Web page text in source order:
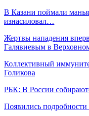
В Казани поймали
изнасиловал…
Жертвы нападения
Галявиевым в
Коллективный
Голикова
РБК: В России
Появились